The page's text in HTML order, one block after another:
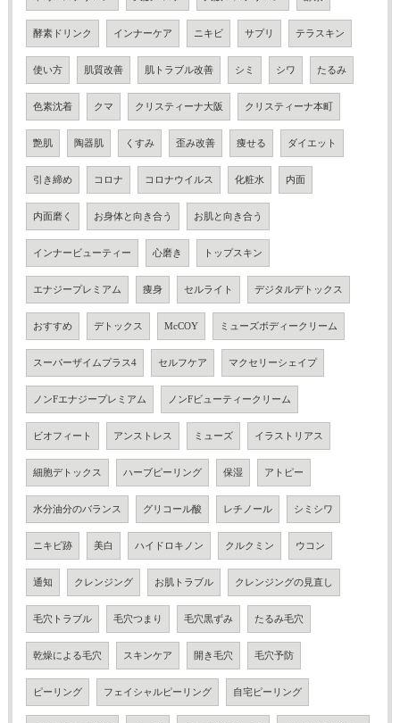
酵素ドリンク インナーケア ニキビ サプリ テラスキン
使い方 肌質改善 肌トラブル改善 シミ シワ たるみ
色素沈着 クマ クリスティーナ大阪 クリスティーナ本町
艶肌 陶器肌 くすみ 歪み改善 痩せる ダイエット
引き締め コロナ コロナウイルス 化粧水 内面
内面磨く お身体と向き合う お肌と向き合う
インナービューティー 心磨き トップスキン
エナジープレミアム 痩身 セルライト デジタルデトックス
おすすめ デトックス McCOY ミューズボディークリーム
スーパーザイムプラス4 セルフケア マクセリーシェイプ
ノンFエナジープレミアム ノンFビューティークリーム
ビオフィート アンストレス ミューズ イラストリアス
細胞デトックス ハーブピーリング 保湿 アトピー
水分油分のバランス グリコール酸 レチノール シミシワ
ニキビ跡 美白 ハイドロキノン クルクミン ウコン
通知 クレンジング お肌トラブル クレンジングの見直し
毛穴トラブル 毛穴つまり 毛穴黒ずみ たるみ毛穴
乾燥による毛穴 スキンケア 開き毛穴 毛穴予防
ピーリング フェイシャルピーリング 自宅ピーリング